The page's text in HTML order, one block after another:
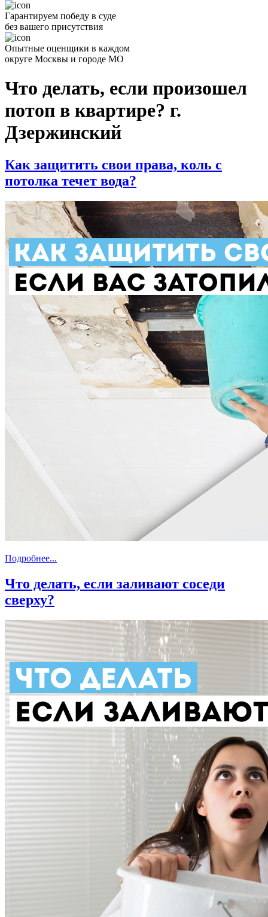
Гарантируем победу в суде
без вашего присутствия
Опытные оценщики в каждом
округе Москвы и городе МО
Что делать, если произошел
потоп в квартире? г.
Дзержинский
Как защитить свои права, коль с
потолка течет вода?
Подробнее...
Что делать, если заливают соседи
сверху?